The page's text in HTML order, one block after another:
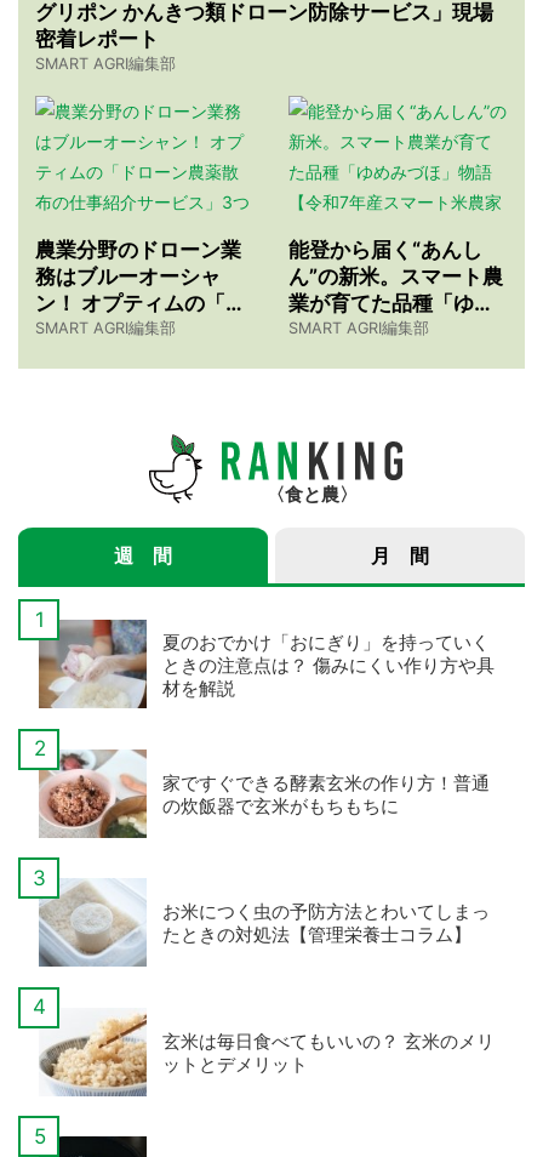
グリポン かんきつ類ドローン防除サービス」現場
密着レポート
SMART AGRI編集部
農業分野のドローン業
務はブルーオーシャ
ン！ オプティムの「ド
ローン農薬散布の仕事
SMART AGRI編集部
能登から届く“あんし
ん”の新米。スマート農
業が育てた品種「ゆめ
みづほ」物語 【令和7
SMART AGRI編集部
食と農
週 間 月 間
夏のおでかけ「おにぎり」を持っていく
ときの注意点は？ 傷みにくい作り方や具
材を解説
家ですぐできる酵素玄米の作り方！普通
の炊飯器で玄米がもちもちに
お米につく虫の予防方法とわいてしまっ
たときの対処法【管理栄養士コラム】
玄米は毎日食べてもいいの？ 玄米のメリ
ットとデメリット